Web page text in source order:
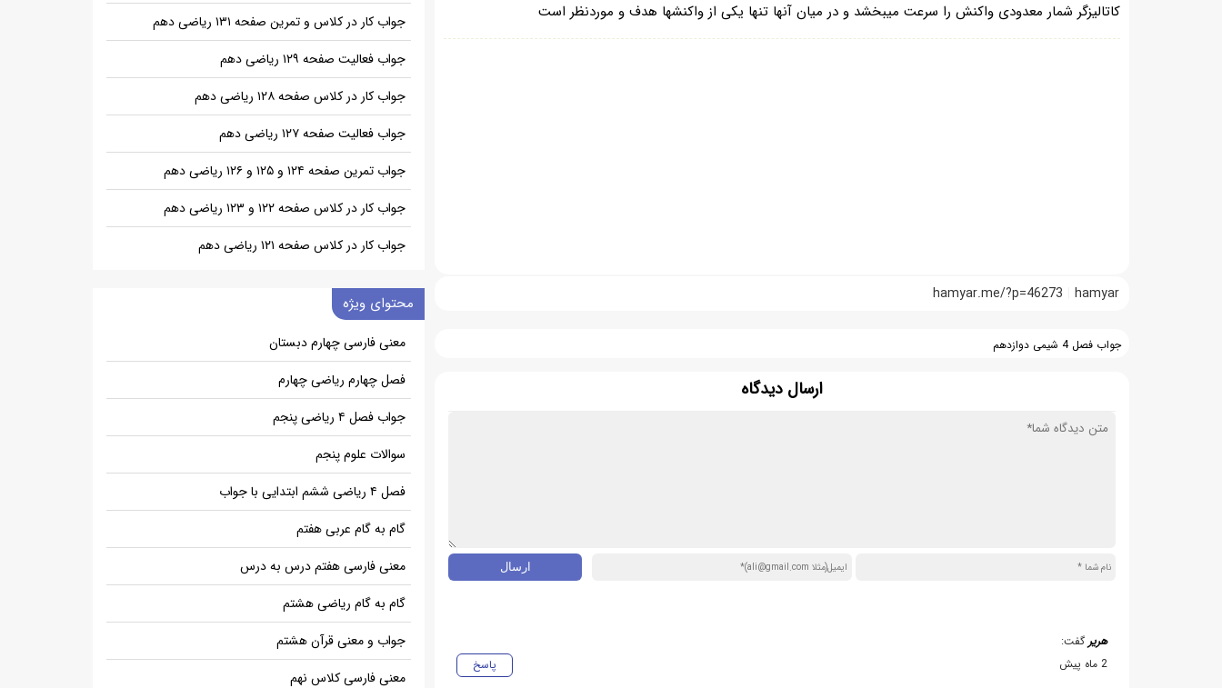
کاتالیزگر شمار معدودی واکنش را سرعت میبخشد و در میان آنها تنها یکی از واکنشها هدف و موردنظر است
hamyar
hamyar.me/?p=46273
جواب فصل 4 شیمی دوازدهم
ارسال دیدگاه
هریر گفت:
پاسخ
2 ماه پیش
جواب کار در کلاس و تمرین صفحه ۱۳۱ ریاضی دهم
جواب فعالیت صفحه ۱۲۹ ریاضی دهم
جواب کار در کلاس صفحه ۱۲۸ ریاضی دهم
جواب فعالیت صفحه ۱۲۷ ریاضی دهم
جواب تمرین صفحه ۱۲۴ و ۱۲۵ و ۱۲۶ ریاضی دهم
جواب کار در کلاس صفحه ۱۲۲ و ۱۲۳ ریاضی دهم
جواب کار در کلاس صفحه ۱۲۱ ریاضی دهم
محتوای ویژه
معنی فارسی چهارم دبستان
فصل چهارم ریاضی چهارم
جواب فصل ۴ ریاضی پنجم
سوالات علوم پنجم
فصل ۴ ریاضی ششم ابتدایی با جواب
گام به گام عربی هفتم
معنی فارسی هفتم درس به درس
گام به گام ریاضی هشتم
جواب و معنی قرآن هشتم
معنی فارسی کلاس نهم